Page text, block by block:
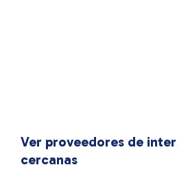
Ver proveedores de
cercanas